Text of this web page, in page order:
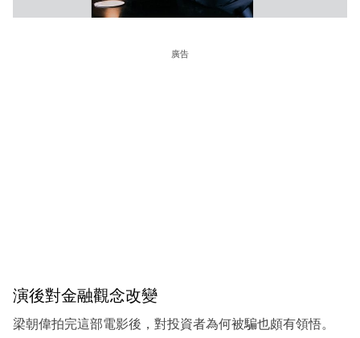
廣告
演後對金融觀念改變
梁朝偉拍完這部電影後，對投資者為何被騙也頗有領悟。